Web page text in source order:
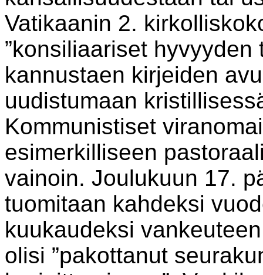
Vatikaanin 2.
”konsiliaariset hyvyyden
kannustaen kirjeiden
uudistumaan
Kommunistiset
esimerkilliseen
vainoin. Joulukuun 17.
tuomitaan kahdeksi
kuukaudeksi
olisi ”pakottanut